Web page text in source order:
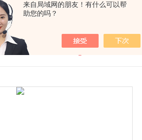
来自局域网的朋友！有什么可以帮
助您的吗？